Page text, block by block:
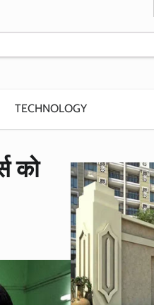
TECHNOLOGY
को